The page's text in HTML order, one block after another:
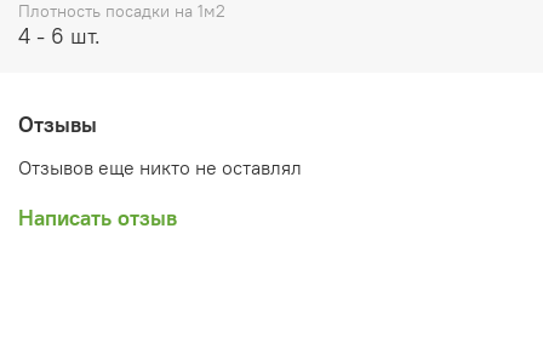
Плотность посадки на 1м2
4 - 6 шт.
Отзывы
Отзывов еще никто не оставлял
Написать отзыв